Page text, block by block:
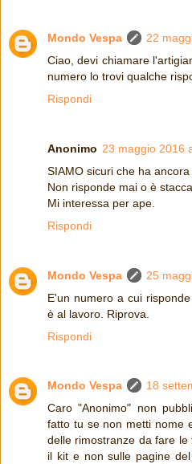
Mondo Vespa
22
Ciao, devi chiamare
numero lo trovi qualche
Rispondi
Anonimo 23 maggio 2016
SIAMO sicuri che ha
Non risponde mai o è
Mi interessa per ape.
Rispondi
Mondo Vespa
25
E'un numero a cui
è al lavoro. Riprova.
Rispondi
Mondo Vespa
18
Caro "Anonimo" non
fatto tu se non metti nome
delle rimostranze da fare
il kit e non sulle pagine